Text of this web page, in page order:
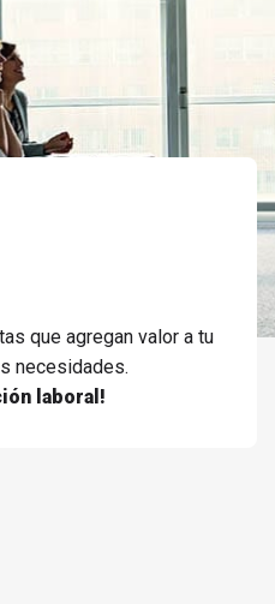
que agregan valor a tu
necesidades.
laboral!